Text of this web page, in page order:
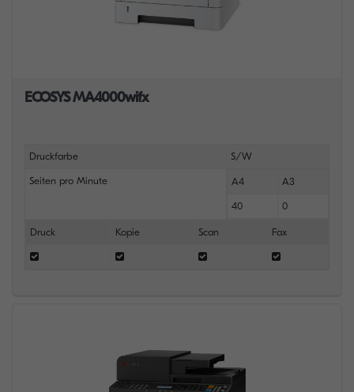
ECOSYS MA4000wifx
Druckfarbe S/W
Seiten pro Minute A4 A3
40 0
Druck Kopie Scan Fax